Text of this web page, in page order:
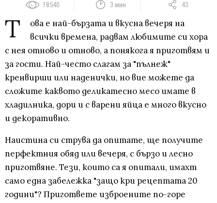
18540 3 мин 43
Т
ова е най-бързата и вкусна вечеря на
всички времена, радвам любимите си хора
с нея отново и отново, а понякога я приготвям и
за гости. Най-често слагам за "пълнеж"
кренвирши или наденички, но вие можете да
сложите каквото деликатесно месо имате в
хладилника, дори и с варени яйца е много вкусно
и декоративно.
Наистина си струва да опитате, ще получите
перфектния обяд или вечеря, с бързо и лесно
приготвяне. Тези, които са я опитали, имахт
само една забележка "защо кри рецептата 20
години"? Пригответе изброените по-горе